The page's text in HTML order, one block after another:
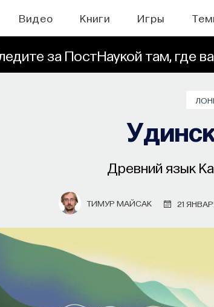
Видео Книги Игры
за ПостНаукой там, где
Древний язык
ТИМУР МАЙСАК 21